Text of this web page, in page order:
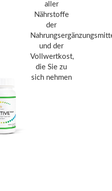
aller
Nährstoffe
der
und der
Vollwertkost,
die Sie zu
sich nehmen